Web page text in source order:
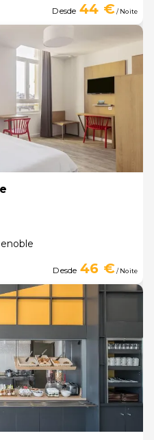
Desde 44 €/ Noite
Desde 46 €/ Noite